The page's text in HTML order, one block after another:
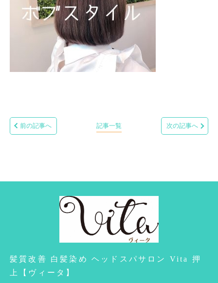
前の記事へ 記事一覧 次の記事へ
髪質改善 白髪染め ヘッドスパサロン Vita 押
上【ヴィータ】